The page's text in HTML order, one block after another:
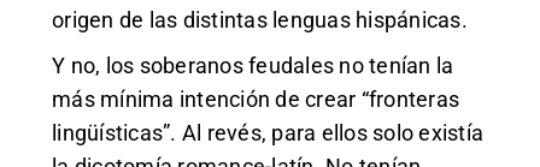
origen de las distintas lenguas hispánicas.
Y no, los soberanos feudales no tenían la
más mínima intención de crear “fronteras
lingüísticas”. Al revés, para ellos solo existía